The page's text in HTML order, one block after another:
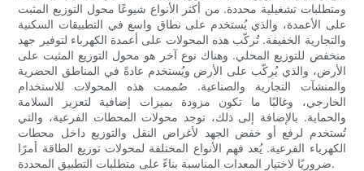
ومتطلبات تشغيلية محددة. من أكثر الأنواع شيوعًا محول التوزيع المثبت
على الأعمدة، والذي يُستخدم على نطاق واسع في التطبيقات السكنية
والتجارية الخفيفة. تُركّب هذه المحولات على أعمدة الكهرباء لتوفير جهد
منخفض للتوزيع المحلي. وهناك نوع آخر هو محول التوزيع المثبت على
الأرض، والذي يُركّب على الأرض ويُستخدم عادةً في المناطق الحضرية
والمنشآت التجارية والصناعية. صُممت هذه المحولات للاستخدام
الخارجي، وغالبًا ما تكون مزودة بميزات إضافية لتعزيز السلامة
والحماية. بالإضافة إلى ذلك، توجد محولات المحطات الفرعية، والتي
تُستخدم لرفع أو خفض الجهد لأغراض النقل والتوزيع داخل محطات
الكهرباء الفرعية. يُعد فهم الأنواع المختلفة لمحولات توزيع الطاقة أمرًا
ضروريًا لاختيار المعدات المناسبة بناءً على متطلبات التطبيق المحددة.